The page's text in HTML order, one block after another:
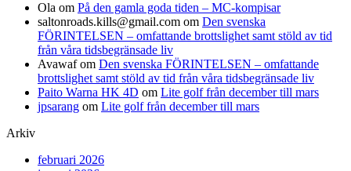
Ola om På den gamla goda tiden – MC-kompisar
saltonroads.kills@gmail.com om Den svenska
FÖRINTELSEN – omfattande brottslighet samt stöld av tid
från våra tidsbegränsade liv
Avawafom Den svenska FÖRINTELSEN – omfattande
brottslighet samt stöld av tid från våra tidsbegränsade liv
Paito Warna HK 4D om Lite golf från december till mars
jpsarang om Lite golf från december till mars
Arkiv
februari 2026